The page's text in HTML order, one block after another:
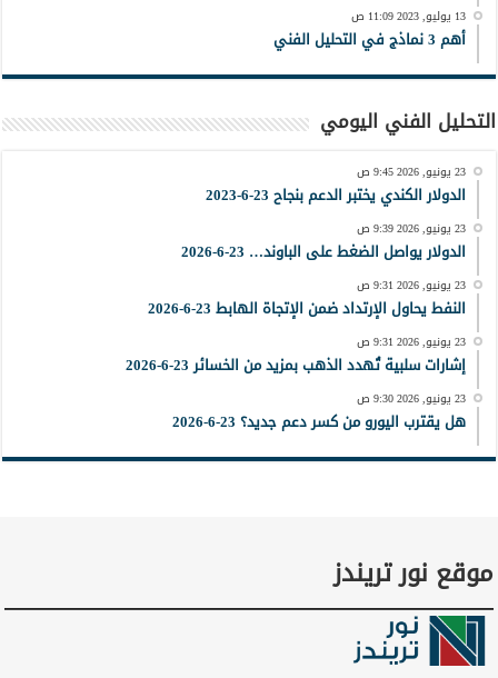
13 يوليو, 2023 11:09 ص
أهم 3 نماذج في التحليل الفني
التحليل الفني اليومي
23 يونيو, 2026 9:45 ص
الدولار الكندي يختبر الدعم بنجاح 23-6-2023
23 يونيو, 2026 9:39 ص
الدولار يواصل الضغط على الباوند… 23-6-2026
23 يونيو, 2026 9:31 ص
النفط يحاول الإرتداد ضمن الإتجاة الهابط 23-6-2026
23 يونيو, 2026 9:31 ص
إشارات سلبية تُهدد الذهب بمزيد من الخسائر 23-6-2026
23 يونيو, 2026 9:30 ص
هل يقترب اليورو من كسر دعم جديد؟ 23-6-2026
موقع نور تريندز